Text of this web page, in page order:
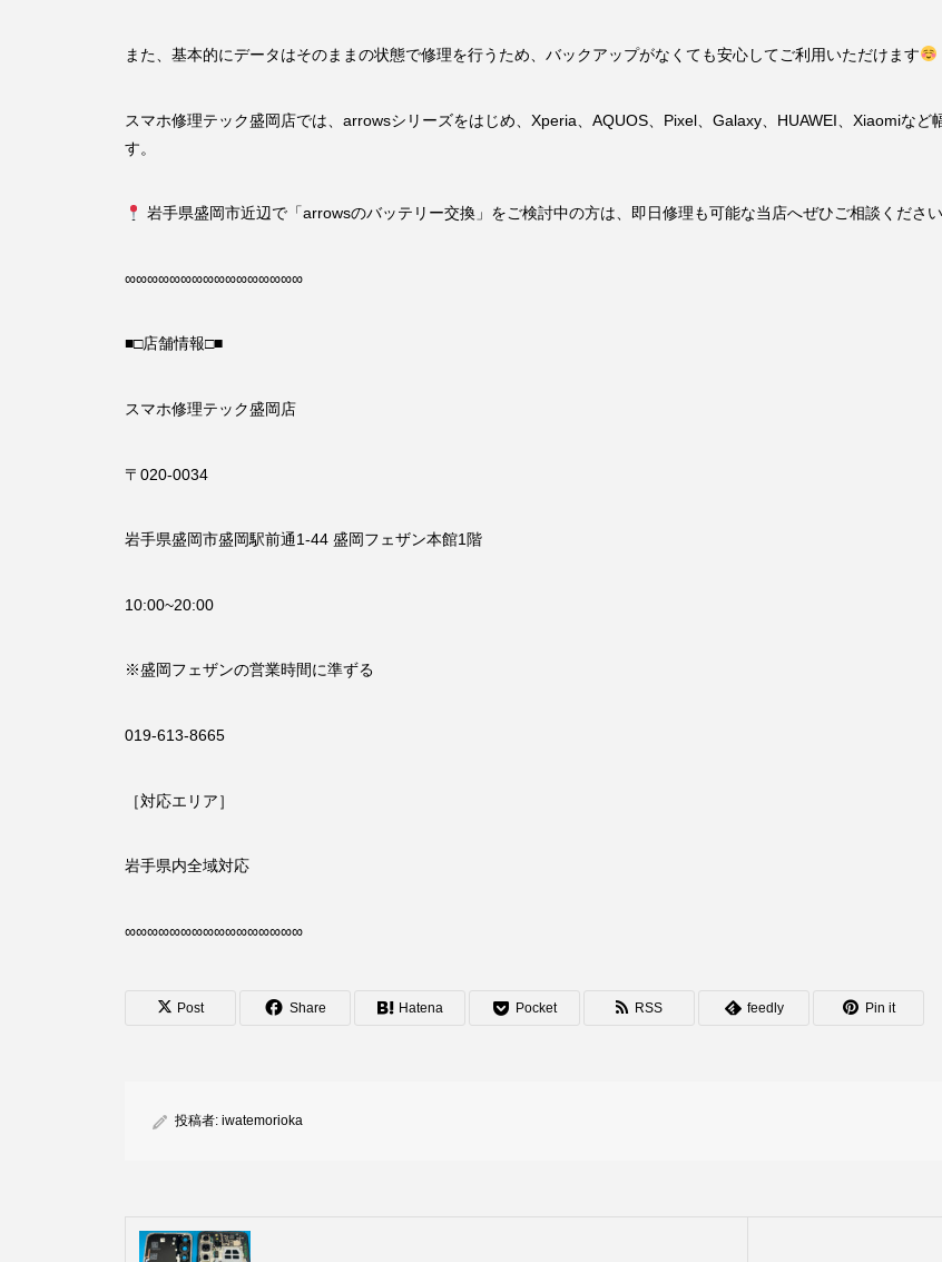
また、基本的にデータはそのままの状態で修理を行うため、バックアップがなくても安心してご利用いただけます
スマホ修理テック盛岡店では、arrowsシリーズをはじめ、Xperia、AQUOS、Pixel、Galaxy、HUAWEI、Xiaomiな
す。
岩手県盛岡市近辺で「arrowsのバッテリー交換」をご検討中の方は、即日修理も可能な当店へぜひご相談ください
∞∞∞∞∞∞∞∞∞∞∞∞∞∞∞∞
■□店舗情報□■
スマホ修理テック盛岡店
〒020-0034
岩手県盛岡市盛岡駅前通1-44 盛岡フェザン本館1階
10:00~20:00
※盛岡フェザンの営業時間に準ずる
019-613-8665
［対応エリア］
岩手県内全域対応
∞∞∞∞∞∞∞∞∞∞∞∞∞∞∞∞
Post Share Hatena Pocket RSS feedly Pin it
投稿者: iwatemorioka